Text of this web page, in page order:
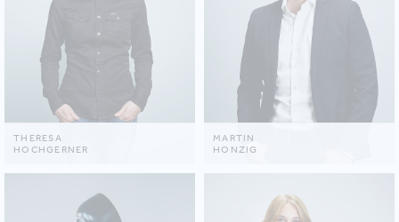
THERESA
HOCHGERNER
MARTIN
HONZIG